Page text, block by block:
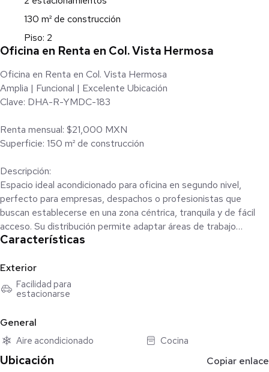
130 m² de construcción
Piso: 2
Oficina en Renta en Col. Vista Hermosa
Oficina en Renta en Col. Vista Hermosa
Amplia | Funcional | Excelente Ubicación
Clave: DHA-R-YMDC-183
Renta mensual: $21,000 MXN
Superficie: 150 m² de construcción
Descripción:
Espacio ideal acondicionado para oficina en segundo nivel,
perfecto para empresas, despachos o profesionistas que
buscan establecerse en una zona céntrica, tranquila y de fácil
acceso. Su distribución permite adaptar áreas de trabajo
cómodas y privadas, manteniendo una operación eficiente.
Distribución del espacio:
3 privados (dos con clóset, ideales como oficinas o salas de
Área abierta para recepción o espacio colaborativo
Cocina funcional (puede utilizarse como área de coffee break)
Características
Exterior
Facilidad para
estacionarse
General
Aire acondicionado Cocina
Ubicación Copiar enlace